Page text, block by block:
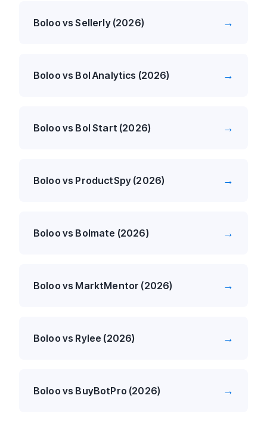
Boloo vs Sellerly (2026) →
Boloo vs Bol Analytics (2026) →
Boloo vs Bol Start (2026) →
Boloo vs ProductSpy (2026) →
Boloo vs Bolmate (2026) →
Boloo vs MarktMentor (2026) →
Boloo vs Rylee (2026) →
Boloo vs BuyBotPro (2026) →